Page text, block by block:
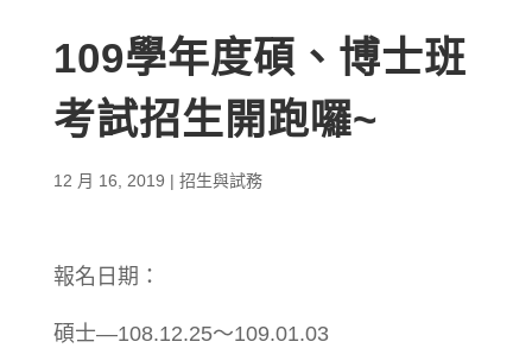
109學年度碩、博士班
考試招生開跑囉~
12 月 16, 2019 | 招生與試務
報名日期：
碩士—108.12.25～109.01.03